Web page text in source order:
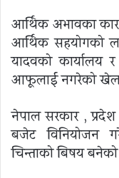
आर्थिक अभावका
आर्थिक सहयोगको
यादवको कार्यालय
आफूलाई नगरेको
नेपाल सरकार ,
बजेट विनियोजन
चिन्ताको बिषय